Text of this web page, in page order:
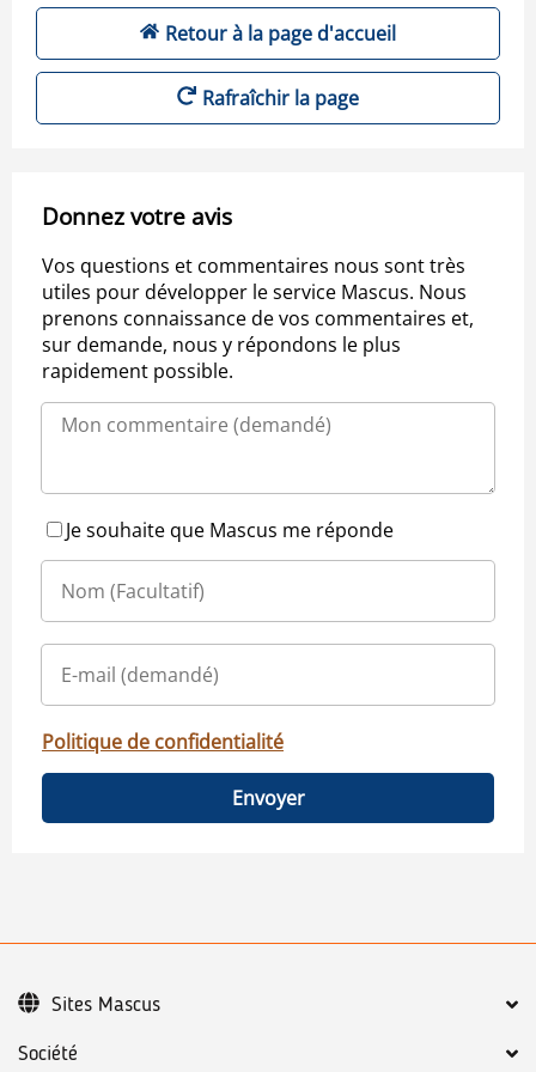
Retour à la page d'accueil
Rafraîchir la page
Donnez votre avis
Vos questions et commentaires nous sont très
utiles pour développer le service Mascus. Nous
prenons connaissance de vos commentaires et,
sur demande, nous y répondons le plus
rapidement possible.
Je souhaite que Mascus me réponde
Politique de confidentialité
Envoyer
Société
Sites Mascus